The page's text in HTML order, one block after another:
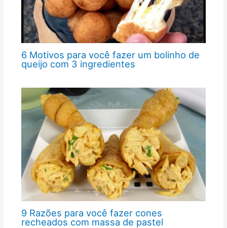
6 Motivos para você fazer um bolinho de
queijo com 3 ingredientes
9 Razões para você fazer cones
recheados com massa de pastel